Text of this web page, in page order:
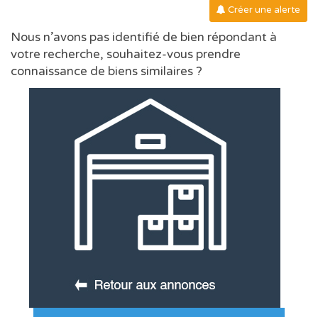
Créer une alerte
Nous n’avons pas identifié de bien répondant à
votre recherche, souhaitez-vous prendre
connaissance de biens similaires ?